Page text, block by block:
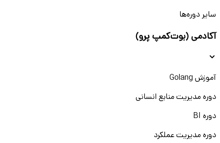
سایر دوره‌ها
آکادمی (بوت‌کمپ پرو)
آموزش Golang
دوره مدیریت منابع انسانی
دوره BI
دوره مدیریت عملکرد